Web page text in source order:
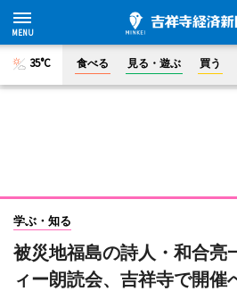
35°C 食べる 見る・遊ぶ 買う
学ぶ・知る
被災地福島の詩人・和合亮
ィー朗読会、吉祥寺で開催